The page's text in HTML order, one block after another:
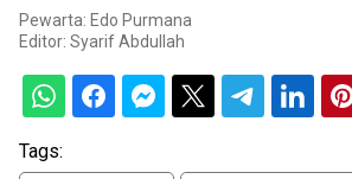
Pewarta: Edo Purmana
Editor: Syarif Abdullah
Tags: